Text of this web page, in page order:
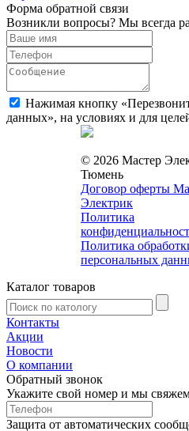
Форма обратной связи
Возникли вопросы? Мы всегда
Нажимая кнопку
данных», на условиях и для
© 2026 Мастер
Тюмень
Договор оферты
Электрик
Политика
Политика
персональных
Каталог товаров
Контакты
Акции
Новости
О компании
Обратный звонок
Укажите свой номер и мы
Защита от автоматических